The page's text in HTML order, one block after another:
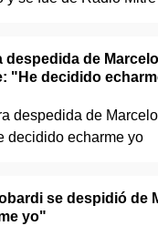
despedida de
"He decidido
se despidió de
yo"